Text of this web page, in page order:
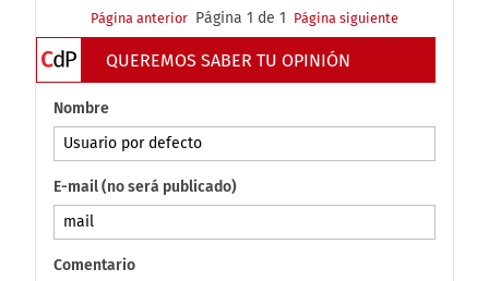
Página anterior Página 1 de 1 Página siguiente
QUEREMOS SABER TU OPINIÓN
Nombre
E-mail (no será publicado)
Comentario